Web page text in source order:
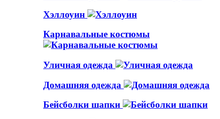
Хэллоуин
Карнавальные костюмы
Уличная одежда
Домашняя одежда
Бейсболки шапки